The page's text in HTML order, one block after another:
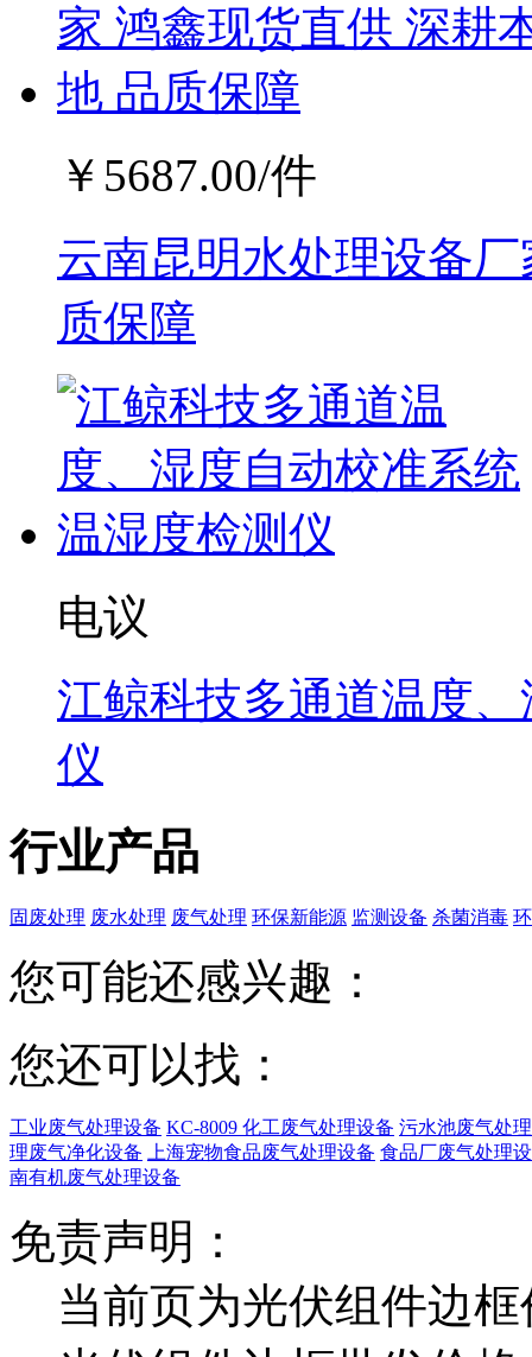
￥ 5687.00/件
云南昆明水处理设备
质保障
电议
江鲸科技多通道温度
仪
行业产品
固废处理 废水处理 废气处理 环保新能源 监测设备 杀菌消毒
您可能还感兴趣：
您还可以找：
工业废气处理设备 KC-8009 化工废气处理设备 污水池废气处
理废气净化设备
上海宠物食品废气处理设备 食品厂废气处理
南有机废气处理设备
免责声明：
当前页为光伏组件边